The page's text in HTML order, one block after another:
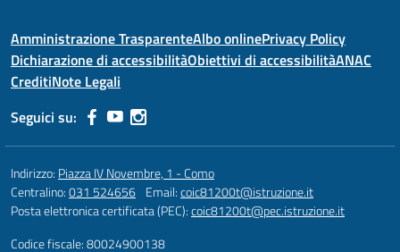
Amministrazione TrasparenteAlbo onlinePrivacy Policy
Dichiarazione di accessibilitàObiettivi di accessibilitàANAC
CreditiNote Legali
Seguici su:
Indirizzo: Piazza IV Novembre, 1 - Como
Centralino:031 524656 Email:coic81200t@istruzione.it
Posta elettronica certificata (PEC):coic81200t@pec.istruzione.it
Codice fiscale: 80024900138